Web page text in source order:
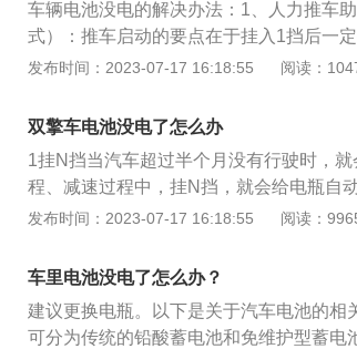
两辆车辆的电瓶连接起来先连正极再连负
用黑色夹头；救援车的发动机启动后，被
后，应该先将正极电线取下再取负极电线
找到一根结实的牵引绳，将两车辆的前后
要缓慢启动，确保两车车速相同，同时
时通知前车，慢慢靠路边停车；4、建议
行更换，否则会造成车辆无法着车，车内
发动机又熄火启动不了，作为临时措施，
蓄电池来发动车辆，将两个蓄电池的负
亏电解液时应补充蒸馏水或专用补液。
车辆电池没电的解决办法：1、人力推车
式）：推车启动的要点在于挂入1挡后一
且省钱，但前提得是一辆手动挡的车且能
钳在'被救车'的红色电池正极之上。(2)然
色电池正极之上。(3)把黑色电线钳在'被
电线钳在施救车的黑色负极电池上。(5)
车的引擎。若发现被救车仍无法启动，
援车辆成功后，取电顺序应为：(1)先取被
后，应运行一分钟以上给蓄电池充电，尽
救援，找专业的牵引车或是拖车：现在的
前3次免费，后面再次呼救就需要支付一
发布时间：2023-07-17 16:18:55 阅读：
双擎车电池没电了怎么办
1挂N挡当汽车超过半个月没有行驶时，
程、减速过程中，挂N挡，就会给电瓶自
时，可以将电动机转为发电机，可以将回
发布时间：2023-07-17 16:18:55 阅读：
车里电池没电了怎么办？
建议更换电瓶。以下是关于汽车电池的相
可分为传统的铅酸蓄电池和免维护型蓄